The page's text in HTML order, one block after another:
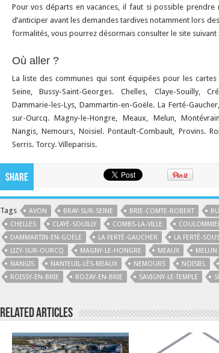
Pour vos départs en vacances, il faut si possible
d’anticiper avant les demandes tardives notamment lors
formalités, vous pourrez désormais consulter le site suivant
Où aller ?
La liste des communes qui sont équipées pour les
Seine, Bussy-Saint-Georges. Chelles, Claye-Souilly,
Dammarie-les-Lys, Dammartin-en-Goële. La Ferté-
sur-Ourcq. Magny-le-Hongre, Meaux, Melun,
Nangis, Nemours, Noisiel. Pontault-Combault, Provins.
Serris. Torcy. Villeparisis.
Share
Tags AVON BRAY-SUR-SEINE BRIE-COMTE-ROBERT
CHELLES
CLAYE-SOUILLY COMBS-LA-VILLE
DAMMARTIN-EN-GOËLE
LA FERTÉ-GAUCHER LA FERTÉ-
LIZY-SUR-OURCQ
MAGNY-LE-HONGRE MEAUX MELUN
NANGIS
NANTEUIL-LÈS-MEAUX NEMOURS NOISIEL
ROISSY-EN-BRIE
ROZAY-EN-BRIE SAVIGNY-LE-TEMPLE
Related Articles